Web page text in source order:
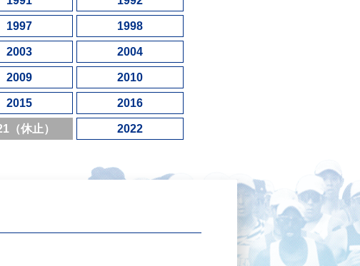
1997 1998
2003 2004
2009 2010
2015 2016
（休止） 2022